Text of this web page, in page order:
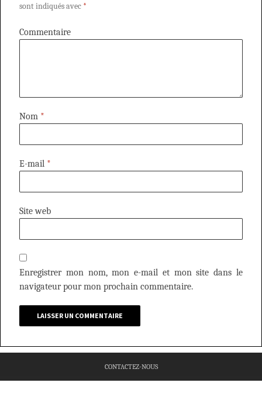
sont indiqués avec *
Commentaire
Nom *
E-mail *
Site web
Enregistrer mon nom, mon e-mail et mon site dans le
navigateur pour mon prochain commentaire.
CONTACTEZ-NOUS